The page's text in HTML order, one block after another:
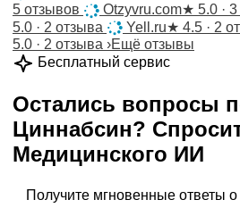
5 отзывов
Otzyvru.com★ 5.0 ·
5.0 · 2 отзыва
Yell.ru★ 4.5 · 2
5.0 · 2 отзыва ›Ещё отзывы
Бесплатный сервис
Остались вопросы
Циннабсин?
Медицинского ИИ
Получите мгновенные ответы о